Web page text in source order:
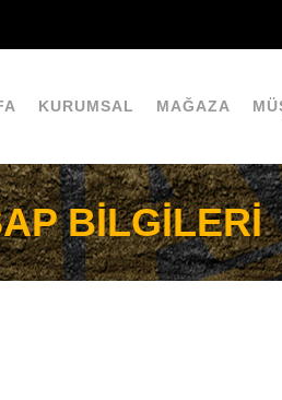
KURUMSAL MAĞAZA
BİLGİLERİ